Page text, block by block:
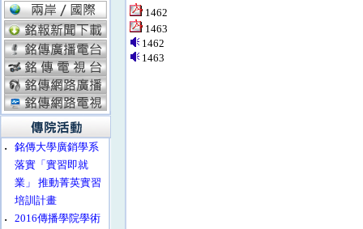
‧
銘傳大學廣銷學系
落實「實習即就
業」 推動菁英實習
培訓計畫
‧
2016傳播學院學術
1462
1463
1462
1463